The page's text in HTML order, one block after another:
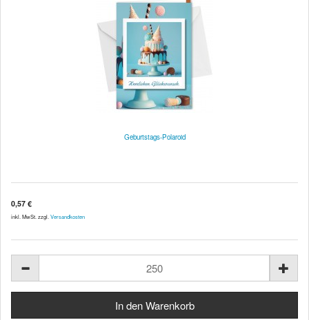
Geburtstags-Polaroid
0,57 €
inkl. MwSt. zzgl. Versandkosten